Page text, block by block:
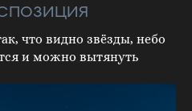
что видно звёзды, небо
и можно вытянуть